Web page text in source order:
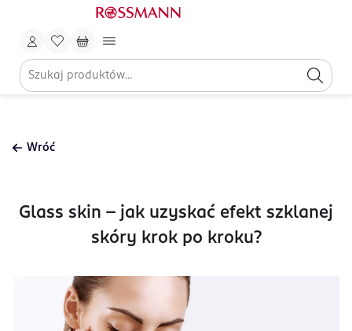
Wróć
Glass skin – jak uzyskać efekt szklanej
skóry krok po kroku?